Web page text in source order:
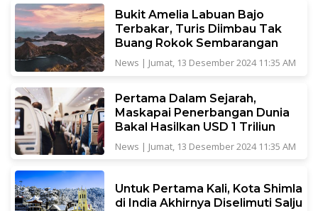
Bukit Amelia Labuan Bajo
Terbakar, Turis Diimbau Tak
Buang Rokok Sembarangan
News | Jumat, 13 Desember 2024 11:35 AM
Pertama Dalam Sejarah,
Maskapai Penerbangan Dunia
Bakal Hasilkan USD 1 Triliun
News | Jumat, 13 Desember 2024 11:35 AM
Untuk Pertama Kali, Kota Shimla
di India Akhirnya Diselimuti Salju